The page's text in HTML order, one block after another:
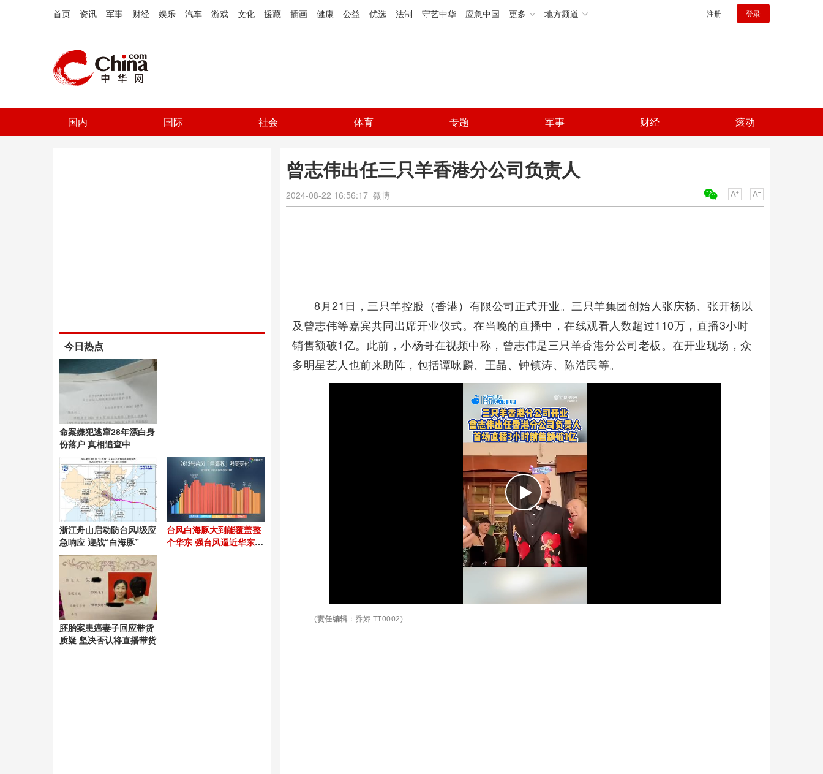
首页 资讯 军事 财经 娱乐 汽车 游戏 文化 援藏 插画 健康 公益 优选 法制 守艺中华 应急中国 更多 地方频道 注册 登录
国内 国际 社会 体育 专题 军事 财经 滚动
曾志伟出任三只羊香港分公司负责人
2024-08-22 16:56:17 微博
8月21日，三只羊控股（香港）有限公司正式开业。三只羊集团创始人张庆杨、张开杨以
及曾志伟等嘉宾共同出席开业仪式。在当晚的直播中，在线观看人数超过110万，直播3小时
销售额破1亿。此前，小杨哥在视频中称，曾志伟是三只羊香港分公司老板。在开业现场，众
多明星艺人也前来助阵，包括谭咏麟、王晶、钟镇涛、陈浩民等。
(责任编辑 ：乔娇 TT0002)
今日热点
命案嫌犯逃窜28年漂白身
份落户 真相追查中
浙江舟山启动防台风Ⅰ级应
急响应 迎战“白海豚”
台风白海豚大到能覆盖整
个华东 强台风逼近华东沿
胚胎案患癌妻子回应带货
质疑 坚决否认将直播带货